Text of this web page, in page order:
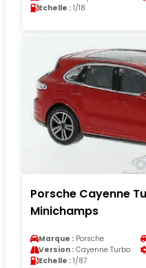
Echelle : 1/18
Porsche Cayenne
Minichamps
Marque : Porsche
Version : Cayenne Turbo
Echelle : 1/87